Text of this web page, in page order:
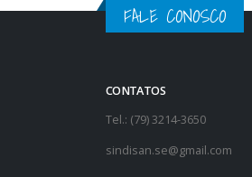
FALE CONOSCO
CONTATOS
Tel.: (79) 3214-3650
sindisan.se@gmail.com